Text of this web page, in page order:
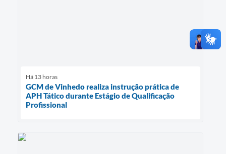
Há 13 horas
GCM de Vinhedo realiza instrução prática de
APH Tático durante Estágio de Qualificação
Profissional